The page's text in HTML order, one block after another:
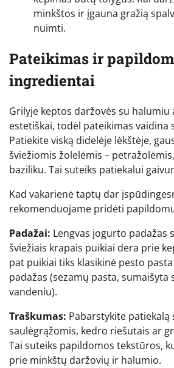
minkštos ir įgauna gražią
nuimti.
Pateikimas ir
ingredientai
Grilyje keptos daržovės su
estetiškai, todėl pateikimas vaidina
Patiekite viską didelėje lėkštėje,
šviežiomis žolelėmis –
baziliku. Tai suteiks patiekalui
Kad vakarienė taptų dar
rekomenduojame pridėti
Padažai: Lengvas jogurto padažas
šviežiais krapais puikiai dera prie
pat puikiai tiks klasikinė pesto
padažas (sezamų pasta, sumaišyta
vandeniu).
Traškumas: Pabarstykite
saulėgrąžomis, kedro riešutais ar
Tai suteiks papildomos tekstūros,
prie minkštų daržovių ir halumio.